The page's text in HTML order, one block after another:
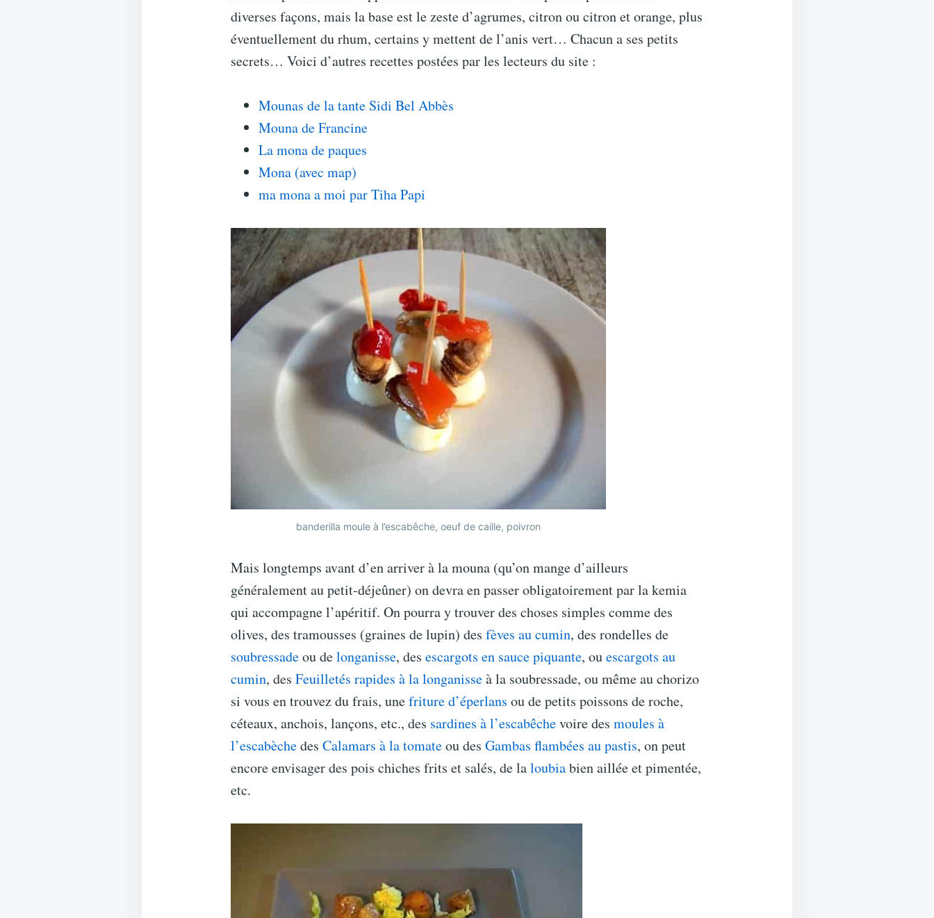
diverses façons, mais la base est le zeste d’agrumes, citron ou citron et orange, plus
éventuellement du rhum, certains y mettent de l’anis vert… Chacun a ses petits
secrets… Voici d’autres recettes postées par les lecteurs du site :
Mounas de la tante Sidi Bel Abbès
Mouna de Francine
La mona de paques
Mona (avec map)
ma mona a moi par Tiha Papi
banderilla moule à l’escabêche, oeuf de caille, poivron
Mais longtemps avant d’en arriver à la mouna (qu’on mange d’ailleurs
généralement au petit-déjeûner) on devra en passer obligatoirement par la kemia
qui accompagne l’apéritif. On pourra y trouver des choses simples comme des
olives, des tramousses (graines de lupin) des fèves au cumin, des rondelles de
soubressadeou delonganisse, des escargots en sauce piquante, ouescargots au
cumin, des Feuilletés rapides à la longanisseà la soubressade, ou même au chorizo
si vous en trouvez du frais, unefriture d’éperlans ou de petits poissons de roche,
céteaux, anchois, lançons, etc., des sardines à l’escabêchevoire des moules à
l’escabèchedes Calamars à la tomateou des Gambas flambées au pastis, on peut
encore envisager des pois chiches frits et salés, de laloubiabien aillée et pimentée,
etc.